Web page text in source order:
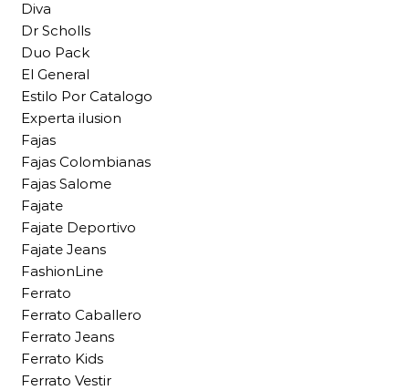
Diva
Dr Scholls
Duo Pack
El General
Estilo Por Catalogo
Experta ilusion
Fajas
Fajas Colombianas
Fajas Salome
Fajate
Fajate Deportivo
Fajate Jeans
FashionLine
Ferrato
Ferrato Caballero
Ferrato Jeans
Ferrato Kids
Ferrato Vestir